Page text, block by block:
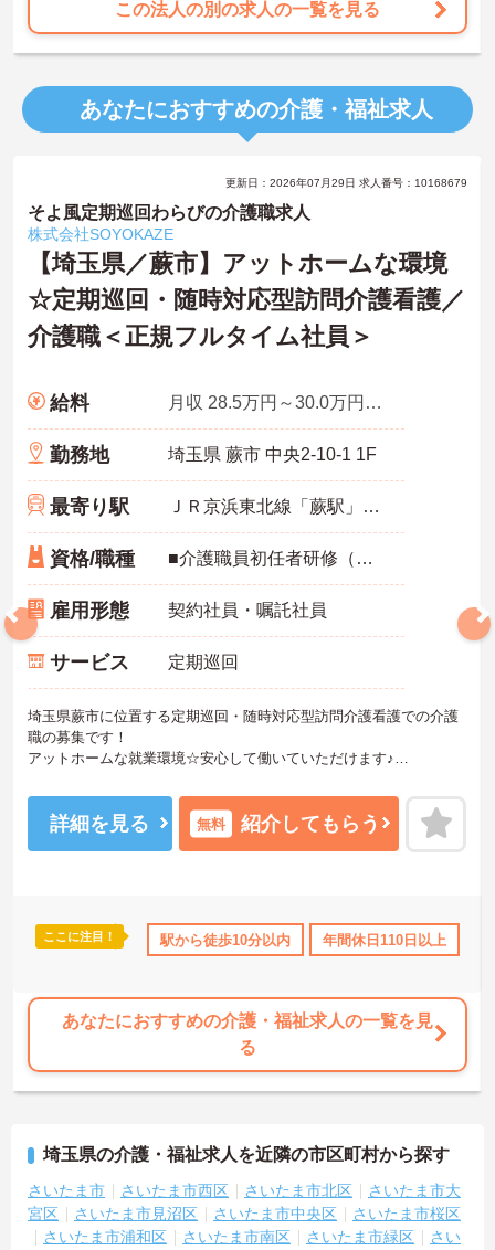
この法人の別の求人の一覧を見る
あなたにおすすめの介護・福祉求人
ポート 研修制度あり 産休･育休･介護休暇取得実績あり
更新日：2026年07月29日 求人番号：10168679
そよ風定期巡回わらびの介護職求人
株式会社SOYOKAZE
【埼玉県／蕨市】アットホームな環境
☆定期巡回・随時対応型訪問介護看護／
介護職＜正規フルタイム社員＞
給料 月収 28.5万円～30.0万円程度※夜勤5～6回／月を想定
勤務地 埼玉県 蕨市 中央2-10-1 1F
最寄り駅 ＪＲ京浜東北線「蕨駅」徒歩9分
資格/職種 ■介護職員初任者研修（ヘルパー2級）以上、介護福祉士 いずれか必須■経験不問■自転車に乗れる方
雇用形態 契約社員・嘱託社員
サービス 定期巡回
埼玉県蕨市に位置する定期巡回・随時対応型訪問介護看護での介護
職の募集です！
アットホームな就業環境☆安心して働いていただけます♪
たしますのでお気軽にご相談ください。
詳細を見る 無料 紹介してもらう
ここに注目！ 駅から徒歩10分以内 年間休日110日以上
あなたにおすすめの介護・福祉求人の一覧を見
る
埼玉県の介護・福祉求人を近隣の市区町村から探す
さいたま市 さいたま市西区 さいたま市北区
さいたま市大
宮区
さいたま市見沼区 さいたま市中央区
さいたま市桜区
さいたま市浦和区
さいたま市南区 さいたま市緑区
さい